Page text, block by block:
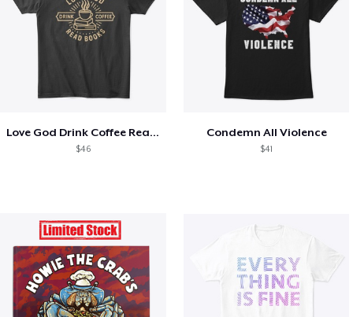
Love God Drink Coffee Read Books
$46
Condemn All Violence
$41